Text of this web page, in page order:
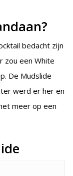
bedacht zijn
zou een White
De Mudslide
werd er her en
meer op een